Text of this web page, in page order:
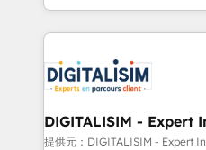
team of 25+ experts Contact us today to help you
get more from your
Excellence. With our
strengthen your digital
Implementation partner,
drive your business forward. Since 2015 we are
dedicated to HubSpot
team (50+), we work with
DIGITALISIM - Expert
提供元：DIGITALISIM - Expert